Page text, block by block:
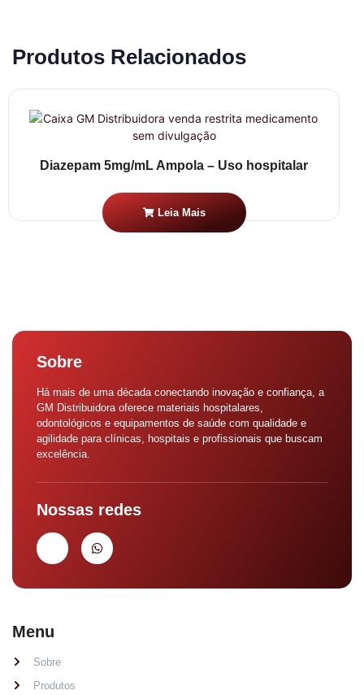
Produtos Relacionados
Diazepam 5mg/mL Ampola – Uso hospitalar
Leia Mais
Sobre
Há mais de uma década conectando inovação e confiança, a
GM Distribuidora oferece materiais hospitalares,
odontológicos e equipamentos de saúde com qualidade e
agilidade para clínicas, hospitais e profissionais que buscam
excelência.
Nossas redes
Menu
Sobre
Produtos